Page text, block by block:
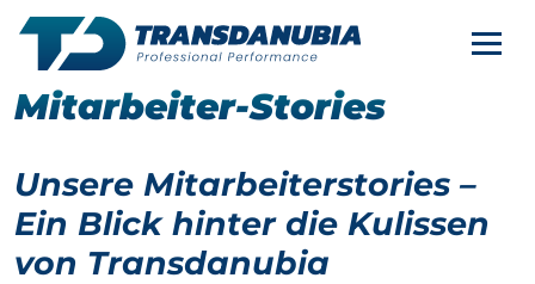
SERVICES
UNTERNEHMEN
Mitarbeiter-Stories
Unsere Mitarbeiterstories –
Ein Blick hinter die Kulissen
von Transdanubia